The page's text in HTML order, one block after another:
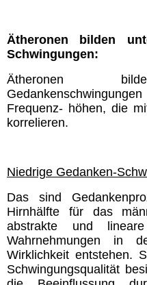
Ätheronen bilden
Schwingungen:
Ätheronen
Frequenz- höhen, die
korrelieren.
Niedrige Gedanken-
Das sind
Hirnhälfte für das
abstrakte und
Wahrnehmungen in
Wirklichkeit entstehen.
Schwingungsqualität